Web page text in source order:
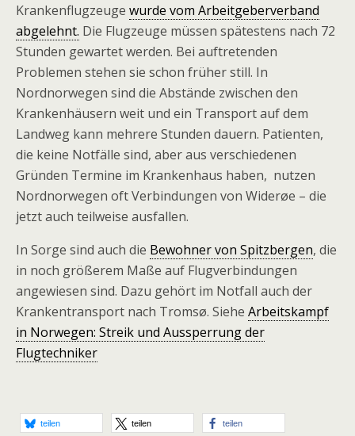
Krankenflugzeuge wurde vom Arbeitgeberverband
abgelehnt. Die Flugzeuge müssen spätestens nach 72
Stunden gewartet werden. Bei auftretenden
Problemen stehen sie schon früher still. In
Nordnorwegen sind die Abstände zwischen den
Krankenhäusern weit und ein Transport auf dem
Landweg kann mehrere Stunden dauern. Patienten,
die keine Notfälle sind, aber aus verschiedenen
Gründen Termine im Krankenhaus haben, nutzen
Nordnorwegen oft Verbindungen von Widerøe – die
jetzt auch teilweise ausfallen.
In Sorge sind auch die Bewohner von Spitzbergen, die
in noch größerem Maße auf Flugverbindungen
angewiesen sind. Dazu gehört im Notfall auch der
Krankentransport nach Tromsø. Siehe Arbeitskampf
in Norwegen: Streik und Aussperrung der
Flugtechniker
teilen teilen teilen